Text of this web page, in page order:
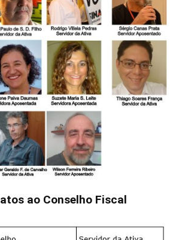
ao Conselho Fiscal